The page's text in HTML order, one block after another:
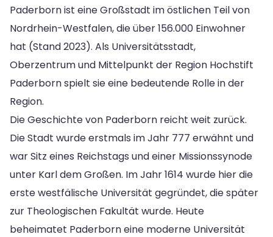
Paderborn ist eine Großstadt im östlichen Teil von
Nordrhein-Westfalen, die über 156.000 Einwohner
hat (Stand 2023). Als Universitätsstadt,
Oberzentrum und Mittelpunkt der Region Hochstift
Paderborn spielt sie eine bedeutende Rolle in der
Region.
Die Geschichte von Paderborn reicht weit zurück.
Die Stadt wurde erstmals im Jahr 777 erwähnt und
war Sitz eines Reichstags und einer Missionssynode
unter Karl dem Großen. Im Jahr 1614 wurde hier die
erste westfälische Universität gegründet, die später
zur Theologischen Fakultät wurde. Heute
beheimatet Paderborn eine moderne Universität